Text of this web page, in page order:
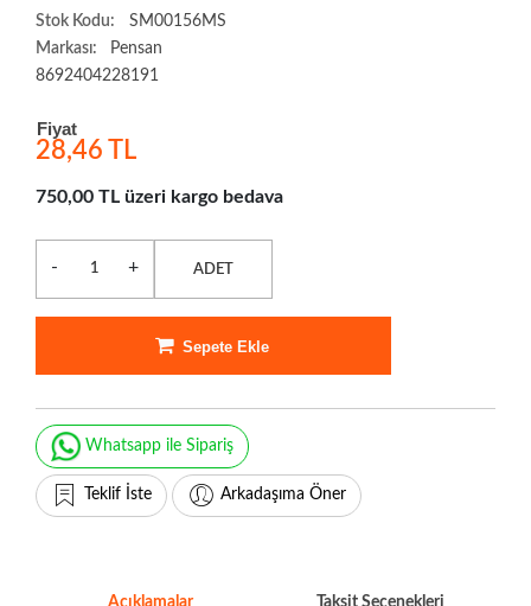
Stok Kodu:
SM00156MS
Markası:
Pensan
8692404228191
Fiyat
28,46 TL
750,00 TL üzeri kargo bedava
- + ADET
Sepete Ekle
Whatsapp ile Sipariş
Teklif İste Arkadaşıma Öner
Açıklamalar Taksit Seçenekleri